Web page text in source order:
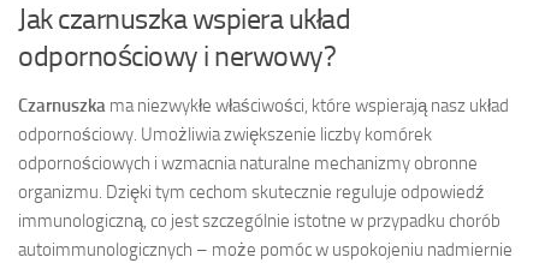
Jak czarnuszka wspiera układ
odpornościowy i nerwowy?
Czarnuszka ma niezwykłe właściwości, które wspierają nasz układ
odpornościowy. Umożliwia zwiększenie liczby komórek
odpornościowych i wzmacnia naturalne mechanizmy obronne
organizmu. Dzięki tym cechom skutecznie reguluje odpowiedź
immunologiczną, co jest szczególnie istotne w przypadku chorób
autoimmunologicznych – może pomóc w uspokojeniu nadmiernie